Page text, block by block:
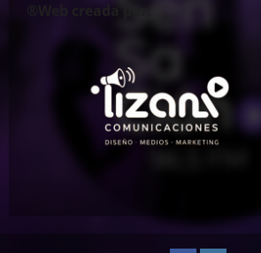
®Web creada por: